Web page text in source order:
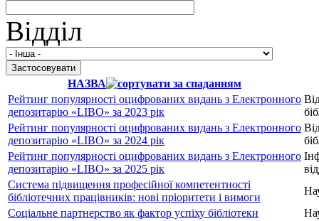
Відділ
НАЗВА
Рейтинг популярності оцифрованих видань з Електронного
депозитарію «LIBO» за 2023 рік
Рейтинг популярності оцифрованих видань з Електронного
депозитарію «LIBO» за 2024 рік
Рейтинг популярності оцифрованих видань з Електронного
депозитарію «LIBO» за 2025 рік
Система підвищення професійної компетентності
бібліотечних працівників: нові пріоритети і вимоги
Соціальне партнерство як фактор успіху бібліотеки